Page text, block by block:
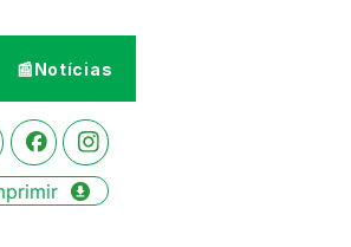
📰Notícias